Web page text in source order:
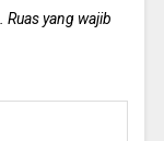
Ruas yang wajib